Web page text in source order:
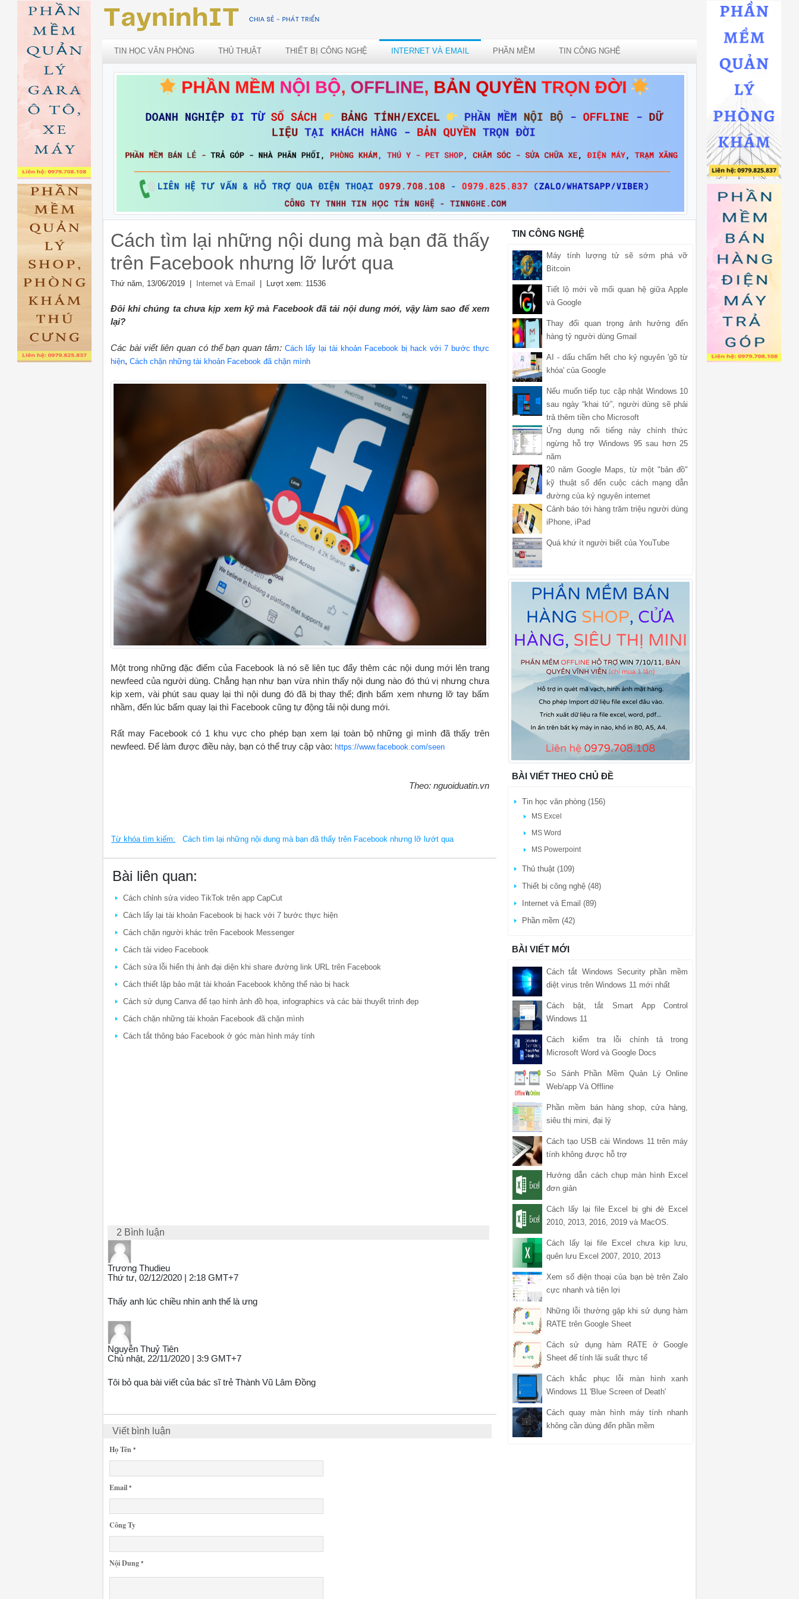
TIN HỌC VĂN PHÒNG THỦ THUẬT THIẾT BỊ CÔNG NGHỆ INTERNET VÀ EMAIL PHẦN MỀM TIN CÔNG NGHỆ
Cách tìm lại những nội dung mà bạn đã thấy
trên Facebook nhưng lỡ lướt qua
Thứ năm, 13/06/2019 | Internet và Email | Lượt xem: 11536
Đôi khi chúng ta chưa kịp xem kỹ mà Facebook đã tải nội dung mới, vậy làm sao để xem
lại?
Các bài viết liên quan có thể bạn quan tâm:Cách lấy lại tài khoản Facebook bị hack với 7 bước thực
hiện, Cách chặn những tài khoản Facebook đã chặn mình
Một trong những đặc điểm của Facebook là nó sẽ liên tục đẩy thêm các nội dung mới lên trang
newfeed của người dùng. Chẳng hạn như bạn vừa nhìn thấy nội dung nào đó thú vị nhưng chưa
kịp xem, vài phút sau quay lại thì nội dung đó đã bị thay thế; định bấm xem nhưng lỡ tay bấm
nhầm, đến lúc bấm quay lại thì Facebook cũng tự động tải nội dung mới.
Rất may Facebook có 1 khu vực cho phép bạn xem lại toàn bộ những gì mình đã thấy trên
newfeed. Để làm được điều này, bạn có thể truy cập vào: https://www.facebook.com/seen
Theo: nguoiduatin.vn
Từ khóa tìm kiếm: Cách tìm lại những nội dung mà bạn đã thấy trên Facebook nhưng lỡ lướt qua
Bài liên quan:
Cách chỉnh sửa video TikTok trên app CapCut
Cách lấy lại tài khoản Facebook bị hack với 7 bước thực hiện
Cách chặn người khác trên Facebook Messenger
Cách tải video Facebook
Cách sửa lỗi hiển thị ảnh đại diện khi share đường link URL trên Facebook
Cách thiết lập bảo mật tài khoản Facebook không thể nào bị hack
Cách sử dụng Canva để tạo hình ảnh đồ họa, infographics và các bài thuyết trình đẹp
Cách chặn những tài khoản Facebook đã chặn mình
Cách tắt thông báo Facebook ở góc màn hình máy tính
2 Bình luận
Trương Thudieu
Thứ tư, 02/12/2020 | 2:18 GMT+7
Thấy anh lúc chiều nhìn anh thế là ưng
Nguyễn Thuỷ Tiên
Chủ nhật, 22/11/2020 | 3:9 GMT+7
Tôi bỏ qua bài viết của bác sĩ trẻ Thành Vũ Lâm Đồng
Viết bình luận
Họ Tên *
Email *
Công Ty
Nội Dung *
TIN CÔNG NGHỆ
Máy tính lượng tử sẽ sớm phá vỡ
Bitcoin
Tiết lộ mới về mối quan hệ giữa Apple
và Google
Thay đổi quan trọng ảnh hưởng đến
hàng tỷ người dùng Gmail
AI - dấu chấm hết cho kỷ nguyên 'gõ từ
khóa' của Google
Nếu muốn tiếp tục cập nhật Windows 10
sau ngày “khai tử”, người dùng sẽ phải
trả thêm tiền cho Microsoft
Ứng dụng nổi tiếng này chính thức
ngừng hỗ trợ Windows 95 sau hơn 25
năm
20 năm Google Maps, từ một "bản đồ"
kỹ thuật số đến cuộc cách mạng dẫn
đường của kỷ nguyên internet
Cảnh báo tới hàng trăm triệu người dùng
iPhone, iPad
Quá khứ ít người biết của YouTube
BÀI VIẾT THEO CHỦ ĐỀ
Tin học văn phòng (156)
MS Excel
MS Word
MS Powerpoint
Thủ thuật (109)
Thiết bị công nghệ (48)
Internet và Email (89)
Phần mềm (42)
BÀI VIẾT MỚI
Cách tắt Windows Security phần mềm
diệt virus trên Windows 11 mới nhất
Cách bật, tắt Smart App Control
Windows 11
Cách kiểm tra lỗi chính tả trong
Microsoft Word và Google Docs
So Sánh Phần Mềm Quản Lý Online
Web/app Và Offline
Phần mềm bán hàng shop, cửa hàng,
siêu thị mini, đại lý
Cách tạo USB cài Windows 11 trên máy
tính không được hỗ trợ
Hướng dẫn cách chụp màn hình Excel
đơn giản
Cách lấy lại file Excel bị ghi đè Excel
2010, 2013, 2016, 2019 và MacOS.
Cách lấy lại file Excel chưa kịp lưu,
quên lưu Excel 2007, 2010, 2013
Xem số điện thoại của bạn bè trên Zalo
cực nhanh và tiện lợi
Những lỗi thường gặp khi sử dụng hàm
RATE trên Google Sheet
Cách sử dụng hàm RATE ở Google
Sheet để tính lãi suất thực tế
Cách khắc phục lỗi màn hình xanh
Windows 11 'Blue Screen of Death'
Cách quay màn hình máy tính nhanh
không cần dùng đến phần mềm